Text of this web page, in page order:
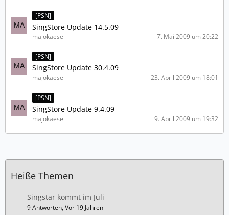
[PSN]
SingStore Update 14.5.09
majokaese 7. Mai 2009 um 20:22
[PSN]
SingStore Update 30.4.09
majokaese 23. April 2009 um 18:01
[PSN]
SingStore Update 9.4.09
majokaese 9. April 2009 um 19:32
Heiße Themen
Singstar kommt im Juli
9 Antworten, Vor 19 Jahren